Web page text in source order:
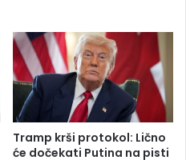
Tramp krši protokol: Lično
će dočekati Putina na pisti